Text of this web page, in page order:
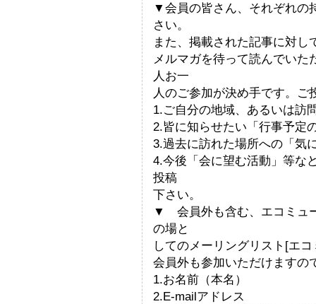
▼会員の皆さん、それぞれの
さい。
また、掲載された記事に対
メルマガを待って読んでいた
人お一
人のご参加が決め手です。ご
1.ご自分の地域、あるいは訪
2.皆に知らせたい「行事予定
3.過去に訪れた場所への「気
4.今後「会に望む活動」等な
投稿
下さい。
▼ 会員外も含む、エコミュ
の場と
してのメーリングリスト[エ
会員外も参加いただけますの
1.お名前（本名）
2.E-mailアドレス